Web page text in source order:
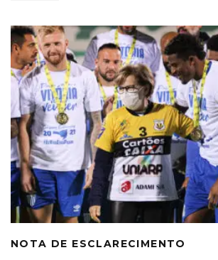
NOTA DE ESCLARECIMENTO